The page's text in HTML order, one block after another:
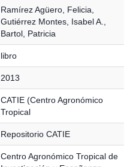
Ramírez Agüero, Felicia
Gutiérrez Montes, Isabel A.
Bartol, Patricia
libro
2013
CATIE (Centro Agronómico
Tropical
Repositorio CATIE
Centro Agronómico Tropical de